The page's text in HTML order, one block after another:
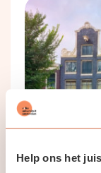
Help ons het